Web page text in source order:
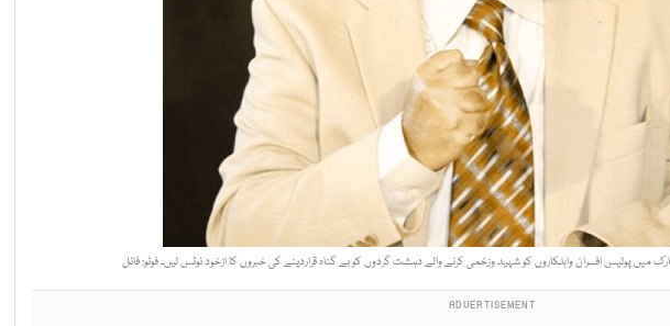
پولیس افسران واہلکاروں کو شہید وزخمی کرنے والے دہشت گردوں کو بے گناہ قراردینے کی خبروں کا ازخود نوٹس لیں۔ فوٹو: فائل